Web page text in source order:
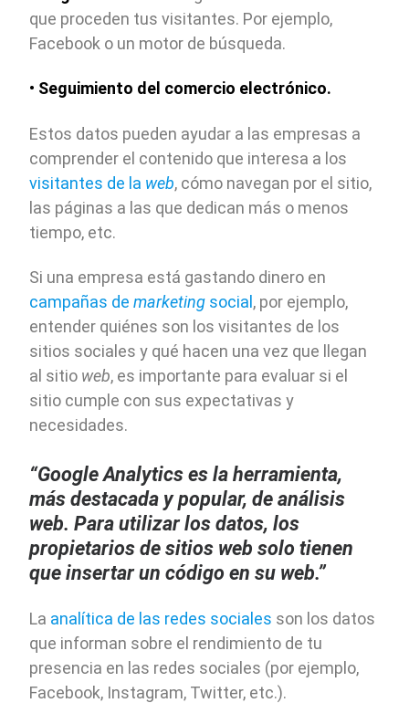
que proceden tus visitantes. Por ejemplo,
Facebook o un motor de búsqueda.
• Seguimiento del comercio electrónico.
Estos datos pueden ayudar a las empresas a
comprender el contenido que interesa a los
visitantes de la web, cómo navegan por el sitio,
las páginas a las que dedican más o menos
tiempo, etc.
Si una empresa está gastando dinero en
campañas demarketing social , por ejemplo,
entender quiénes son los visitantes de los
sitios sociales y qué hacen una vez que llegan
al sitio web, es importante para evaluar si el
sitio cumple con sus expectativas y
necesidades.
“Google Analytics es la herramienta,
más destacada y popular, de análisis
web. Para utilizar los datos, los
propietarios de sitios web solo tienen
que insertar un código en su web.”
La analítica de las redes sociales son los datos
que informan sobre el rendimiento de tu
presencia en las redes sociales (por ejemplo,
Facebook, Instagram, Twitter, etc.).